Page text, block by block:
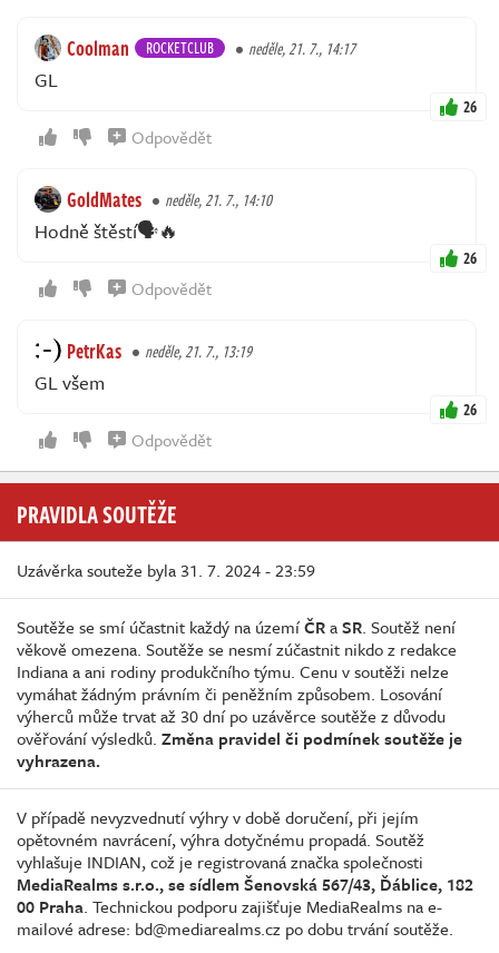
Coolman ROCKETCLUB neděle, 21. 7., 14:17
GL
26
Odpovědět
GoldMates neděle, 21. 7., 14:10
Hodně štěstí🗣🔥
26
Odpovědět
PetrKas neděle, 21. 7., 13:19
GL všem
26
Odpovědět
PRAVIDLA SOUTĚŽE
Uzávěrka souteže byla 31. 7. 2024 - 23:59
Soutěže se smí účastnit každý na územíČRaSR. Soutěž není
věkově omezena. Soutěže se nesmí zúčastnit nikdo z redakce
Indiana a ani rodiny produkčního týmu. Cenu v soutěži nelze
vymáhat žádným právním či peněžním způsobem. Losování
výherců může trvat až 30 dní po uzávěrce soutěže z důvodu
ověřování výsledků. Změna pravidel či podmínek soutěže je
vyhrazena.
V případě nevyzvednutí výhry v době doručení, při jejím
opětovném navrácení, výhra dotyčnému propadá. Soutěž
vyhlašuje INDIAN, což je registrovaná značka společnosti
MediaRealms s.r.o., se sídlem Šenovská 567/43, Ďáblice, 182
00 Praha. Technickou podporu zajišťuje MediaRealms na e-
mailové adrese: bd@mediarealms.cz po dobu trvání soutěže.